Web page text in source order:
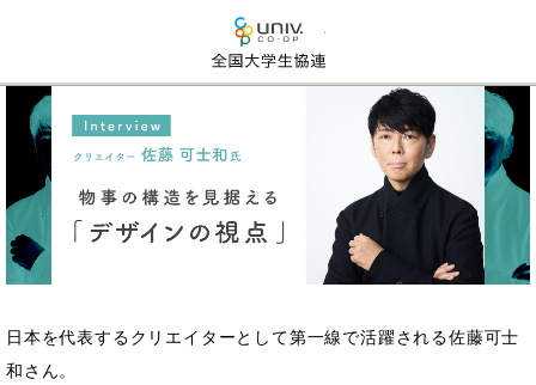
日本を代表するクリエイターとして第一線で活躍される佐藤可士
和さん。